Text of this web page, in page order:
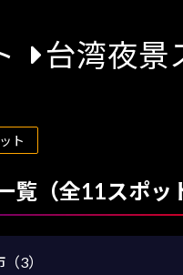
台湾夜景
ト
（全11スポッ
3）